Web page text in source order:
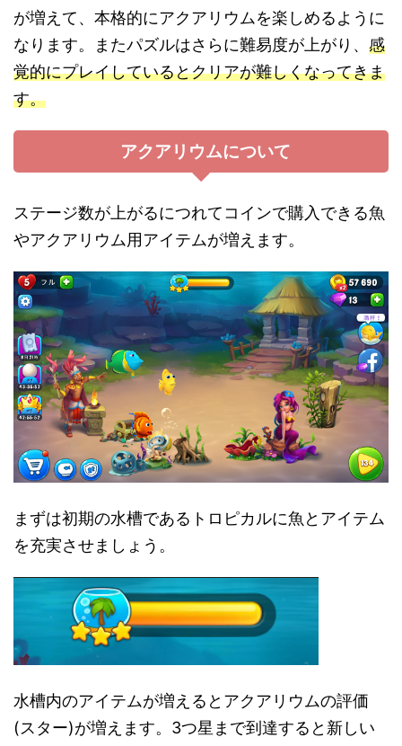
が増えて、本格的にアクアリウムを楽しめるように
なります。またパズルはさらに難易度が上がり、 感
覚的にプレイしているとクリアが難しくなってきま
す。
アクアリウムについて
ステージ数が上がるにつれてコインで購入できる魚
やアクアリウム用アイテムが増えます。
まずは初期の水槽であるトロピカルに魚とアイテム
を充実させましょう。
水槽内のアイテムが増えるとアクアリウムの評価
(スター)が増えます。3つ星まで到達すると新しい